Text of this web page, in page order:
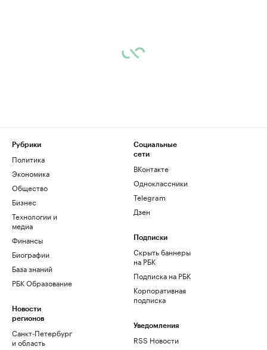
Рубрики
Политика
Экономика
Общество
Бизнес
Технологии и
медиа
Финансы
Биографии
База знаний
РБК Образование
Новости
регионов
Санкт-Петербург
и область
Социальные
сети
ВКонтакте
Одноклассники
Telegram
Дзен
Подписки
Скрыть баннеры
на РБК
Подписка на РБК
Корпоративная
подписка
Уведомления
RSS Новости